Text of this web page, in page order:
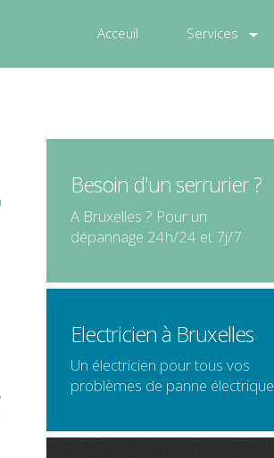
Acceuil Services
Besoin d'un serrurier ?
A Bruxelles ? Pour un
dépannage 24h/24 et 7j/7
Electricien à Bruxelles
Un électricien pour tous vos
problèmes de panne électrique